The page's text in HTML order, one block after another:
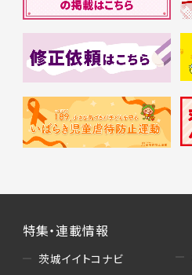
特集・連載情報
茨城イイトコナビ